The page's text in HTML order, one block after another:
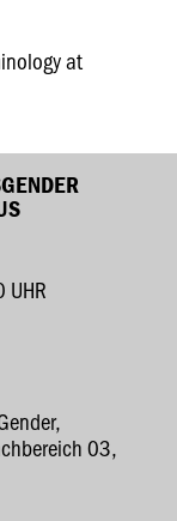
at
UHR
03,